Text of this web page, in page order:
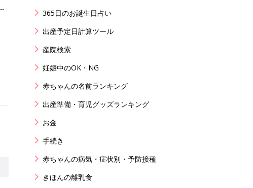
365日のお誕生日占い
出産予定日計算ツール
産院検索
妊娠中のOK・NG
赤ちゃんの名前ランキング
出産準備・育児グッズランキング
お金
手続き
赤ちゃんの病気・症状別・予防接種
きほんの離乳食